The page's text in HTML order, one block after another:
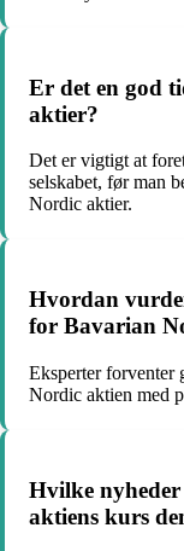
Er det en god
aktier?
Det er vigtigt at
selskabet, før man
Nordic aktier.
Hvordan
for Bavarian
Eksperter forventer
Nordic aktien med
Hvilke
aktiens kurs